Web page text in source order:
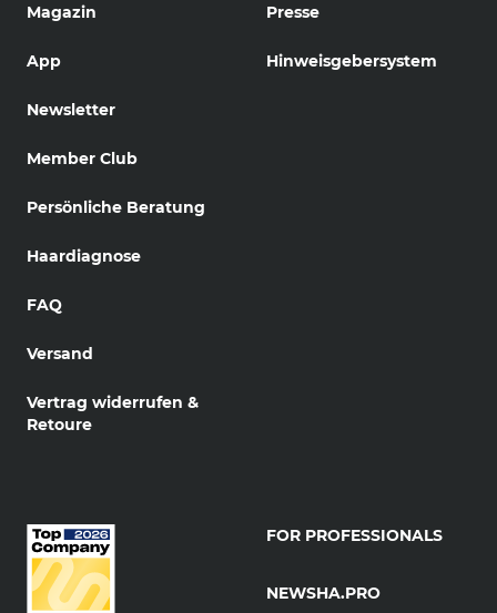
Magazin
App
Newsletter
Member Club
Persönliche Beratung
Haardiagnose
FAQ
Versand
Vertrag widerrufen &
Retoure
Presse
Hinweisgebersystem
FOR PROFESSIONALS
NEWSHA.PRO